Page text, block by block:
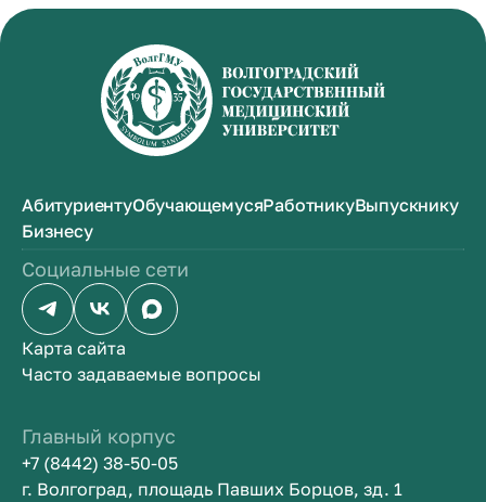
АбитуриентуОбучающемусяРаботникуВыпускнику
Бизнесу
Социальные сети
Карта сайта
Часто задаваемые вопросы
Главный корпус
+7 (8442) 38-50-05
г. Волгоград, площадь Павших Борцов, зд. 1